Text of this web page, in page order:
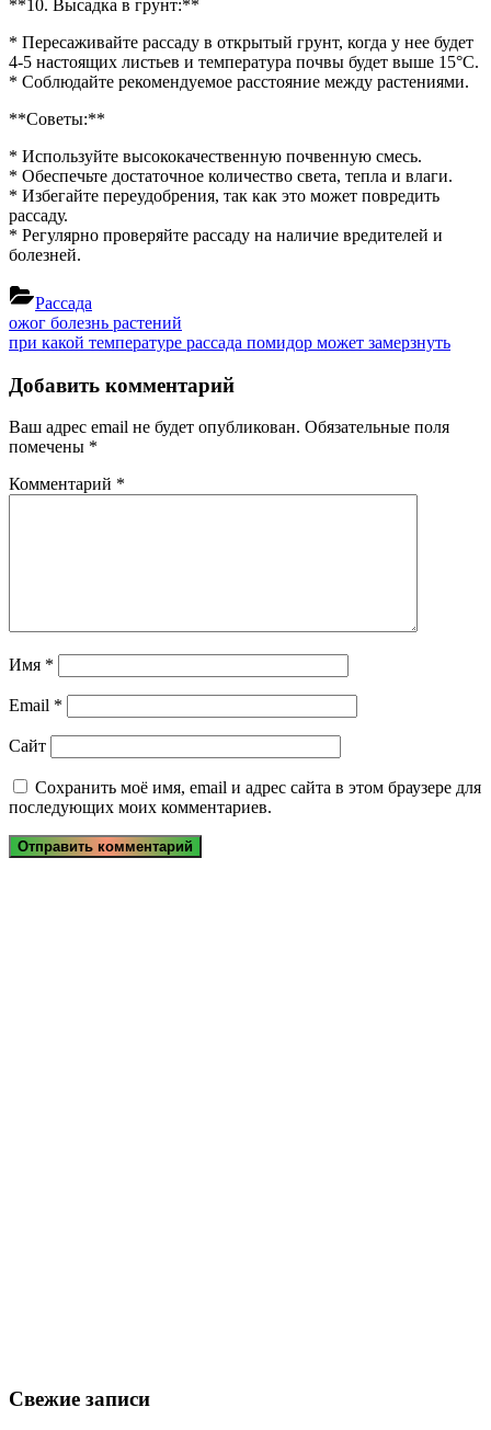
**10. Высадка в грунт:**
* Пересаживайте рассаду в открытый грунт, когда у нее будет
4-5 настоящих листьев и температура почвы будет выше 15°C.
* Соблюдайте рекомендуемое расстояние между растениями.
**Советы:**
* Используйте высококачественную почвенную смесь.
* Обеспечьте достаточное количество света, тепла и влаги.
* Избегайте переудобрения, так как это может повредить
рассаду.
* Регулярно проверяйте рассаду на наличие вредителей и
болезней.
Рассада
Навигация
по
записям
Previous
Post:
ожог болезнь растений
Next
при какой температуре рассада помидор может замерзнуть
Добавить комментарий
Ваш адрес email не будет опубликован. Обязательные поля
помечены *
Комментарий *
Имя *
Email *
Сайт
Сохранить моё имя, email и адрес сайта в этом браузере для
последующих моих комментариев.
Свежие записи